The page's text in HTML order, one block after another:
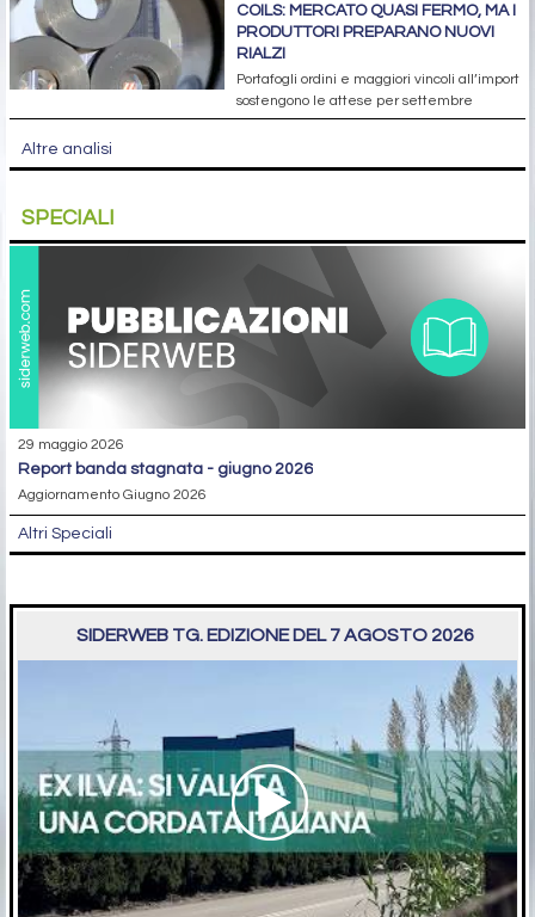
COILS: MERCATO QUASI FERMO, MA I
PRODUTTORI PREPARANO NUOVI
RIALZI
Portafogli ordini e maggiori vincoli all’import
sostengono le attese per settembre
Altre analisi
SPECIALI
29 maggio 2026
report banda stagnata - giugno 2026
Aggiornamento Giugno 2026
Altri Speciali
SIDERWEB TG. EDIZIONE DEL 7 AGOSTO 2026